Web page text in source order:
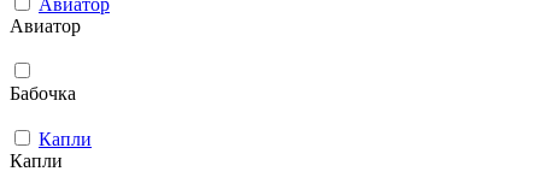
Авиатор
Авиатор
Бабочка
Капли
Капли